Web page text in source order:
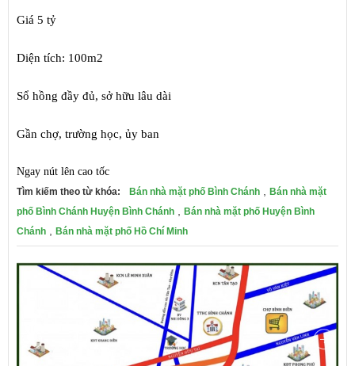
Giá 5 tỷ
Diện tích: 100m2
Sổ hồng đầy đủ, sở hữu lâu dài
Gần chợ, trường học, ủy ban
Ngay nút lên cao tốc
Tìm kiếm theo từ khóa: Bán nhà mặt phố Bình Chánh
Bán nhà mặt
phố Bình Chánh Huyện Bình Chánh
Bán nhà mặt phố Huyện Bình
Chánh
Bán nhà mặt phố Hồ Chí Minh